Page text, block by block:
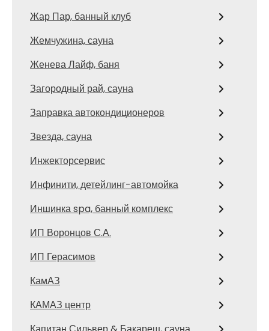
Жар Пар, банный клуб
Жемчужина, сауна
Женева Лайф, баня
Загородный рай, сауна
Заправка автокондиционеров
Звезда, сауна
Инжекторсервис
Инфинити, детейлинг-автомойка
Иншинка spa, банный комплекс
ИП Воронцов С.А.
ИП Герасимов
КамАЗ
КАМАЗ центр